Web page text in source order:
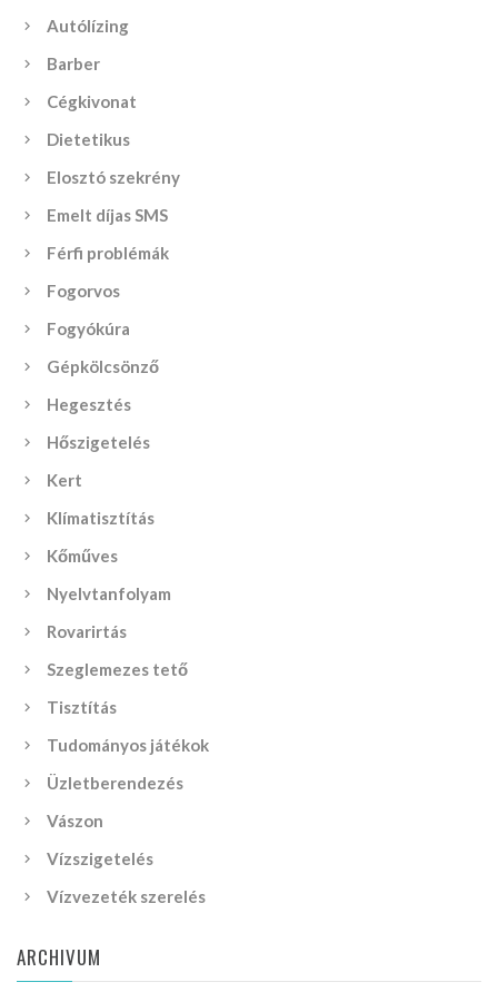
Autólízing
Barber
Cégkivonat
Dietetikus
Elosztó szekrény
Emelt díjas SMS
Férfi problémák
Fogorvos
Fogyókúra
Gépkölcsönző
Hegesztés
Hőszigetelés
Kert
Klímatisztítás
Kőműves
Nyelvtanfolyam
Rovarirtás
Szeglemezes tető
Tisztítás
Tudományos játékok
Üzletberendezés
Vászon
Vízszigetelés
Vízvezeték szerelés
ARCHIVUM